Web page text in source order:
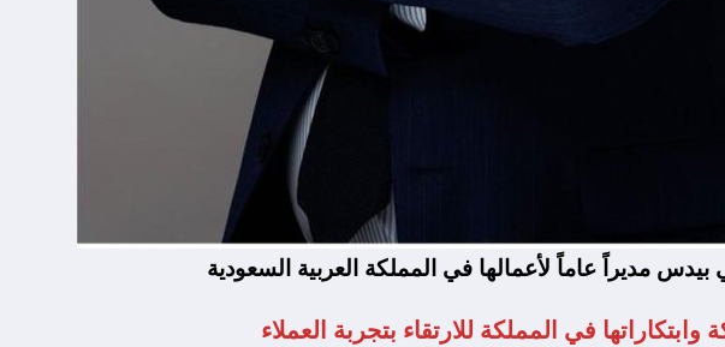
بيدس مديراً عاماً لأعمالها في المملكة العربية السعودية
في المملكة للارتقاء بتجربة العملاء